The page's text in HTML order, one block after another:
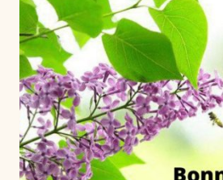
BONNE
ANNÉE
AVEC
ROMANTISME